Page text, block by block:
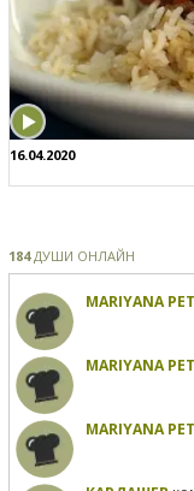
16.04.2020
184ДУШИ ОНЛАЙН
MARIYANA
MARIYANA
MARIYANA